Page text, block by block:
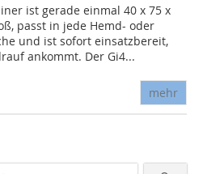
ist gerade einmal 40 x 75 x
passt in jede Hemd- oder
und ist sofort einsatzbereit,
ankommt. Der Gi4...
mehr